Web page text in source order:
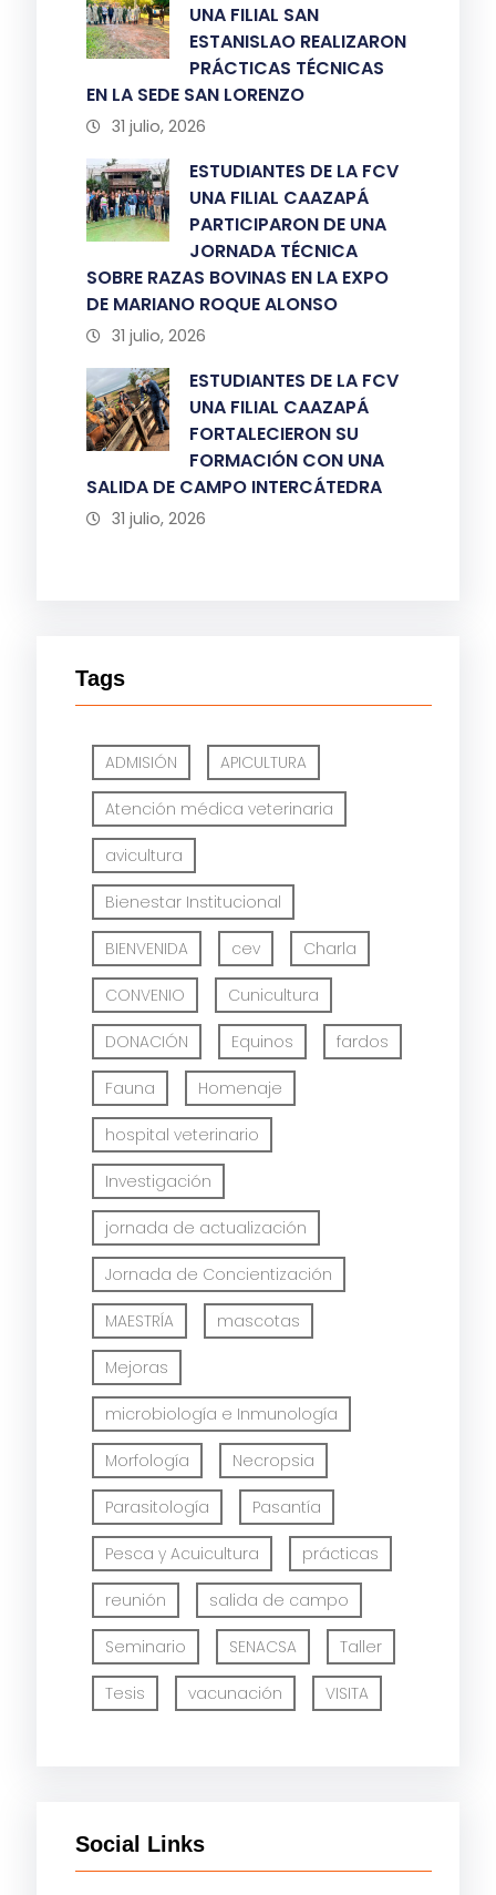
UNA FILIAL SAN
ESTANISLAO REALIZARON
PRÁCTICAS TÉCNICAS
EN LA SEDE SAN LORENZO
31 julio, 2026
ESTUDIANTES DE LA FCV
UNA FILIAL CAAZAPÁ
PARTICIPARON DE UNA
JORNADA TÉCNICA
SOBRE RAZAS BOVINAS EN LA EXPO
DE MARIANO ROQUE ALONSO
31 julio, 2026
ESTUDIANTES DE LA FCV
UNA FILIAL CAAZAPÁ
FORTALECIERON SU
FORMACIÓN CON UNA
SALIDA DE CAMPO INTERCÁTEDRA
31 julio, 2026
Tags
ADMISIÓN APICULTURA
Atención médica veterinaria
avicultura
Bienestar Institucional
BIENVENIDA cev Charla
CONVENIO Cunicultura
DONACIÓN Equinos fardos
Fauna Homenaje
hospital veterinario
Investigación
jornada de actualización
Jornada de Concientización
MAESTRÍA mascotas
Mejoras
microbiología e Inmunología
Morfología Necropsia
Parasitología Pasantía
Pesca y Acuicultura prácticas
reunión salida de campo
Seminario SENACSA Taller
Tesis vacunación VISITA
Social Links